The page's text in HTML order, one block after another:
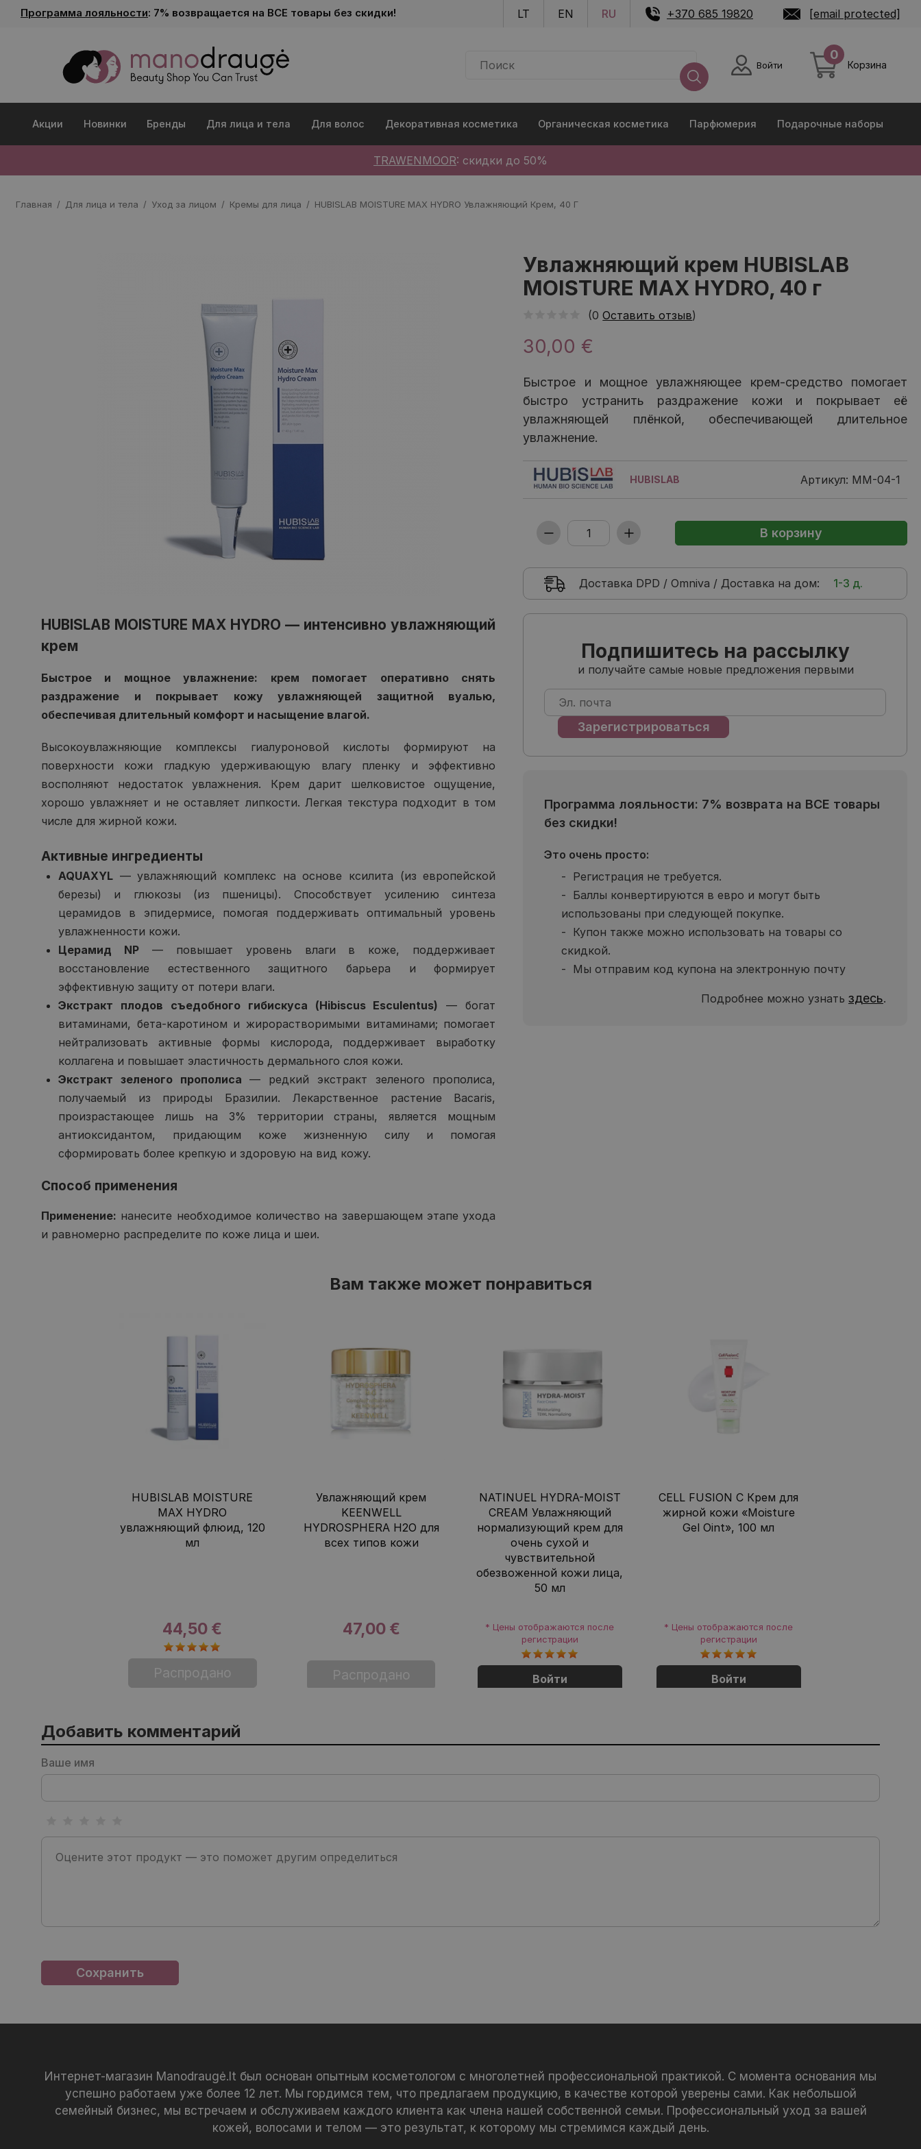
Skip to main content
Программа лояльности: 7% возвращается на ВСЕ товары без скидки! LT EN RU +370 685 19820 [email protected]
Войти
0
Корзина
Акции Новинки Бренды Для лица и тела Для волос Декоративная косметика Органическая косметика Парфюмерия Подарочные наборы
TRAWENMOOR: скидки до 50%
Главная Для лица и тела Уход за лицом Кремы для лица HUBISLAB MOISTURE MAX HYDRO Увлажняющий Крем, 40 Г
Увлажняющий крем HUBISLAB
MOISTURE MAX HYDRO, 40 г
(0Оставить отзыв)
30,00 €
Быстрое и мощное увлажняющее крем-средство помогает
быстро устранить раздражение кожи и покрывает её
увлажняющей плёнкой, обеспечивающей длительное
увлажнение.
HUBISLAB Артикул: MM-04-1
Доставка DPD / Omniva / Доставка на дом: 1-3 д.
Подпишитесь на рассылку
и получайте самые новые предложения первыми
Программа лояльности: 7% возврата на ВСЕ товары
без скидки!
Это очень просто:
Регистрация не требуется.
Баллы конвертируются в евро и могут быть
использованы при следующей покупке.
Купон также можно использовать на товары со
скидкой.
Мы отправим код купона на электронную почту
Подробнее можно узнать здесь.
HUBISLAB MOISTURE MAX HYDRO — интенсивно увлажняющий
крем
Быстрое и мощное увлажнение: крем помогает оперативно снять
раздражение и покрывает кожу увлажняющей защитной вуалью,
обеспечивая длительный комфорт и насыщение влагой.
Высокоувлажняющие комплексы гиалуроновой кислоты формируют на
поверхности кожи гладкую удерживающую влагу пленку и эффективно
восполняют недостаток увлажнения. Крем дарит шелковистое ощущение,
хорошо увлажняет и не оставляет липкости. Легкая текстура подходит в том
числе для жирной кожи.
Активные ингредиенты
AQUAXYL — увлажняющий комплекс на основе ксилита (из европейской
березы) и глюкозы (из пшеницы). Способствует усилению синтеза
церамидов в эпидермисе, помогая поддерживать оптимальный уровень
увлажненности кожи.
Церамид NP— повышает уровень влаги в коже, поддерживает
восстановление естественного защитного барьера и формирует
эффективную защиту от потери влаги.
Экстракт плодов съедобного гибискуса (Hibiscus Esculentus) — богат
витаминами, бета-каротином и жирорастворимыми витаминами; помогает
нейтрализовать активные формы кислорода, поддерживает выработку
коллагена и повышает эластичность дермального слоя кожи.
Экстракт зеленого прополиса — редкий экстракт зеленого прополиса,
получаемый из природы Бразилии. Лекарственное растение Bacaris,
произрастающее лишь на 3% территории страны, является мощным
антиоксидантом, придающим коже жизненную силу и помогая
сформировать более крепкую и здоровую на вид кожу.
Способ применения
Применение: нанесите необходимое количество на завершающем этапе ухода
и равномерно распределите по коже лица и шеи.
Вам также может понравиться
HUBISLAB MOISTURE
MAX HYDRO
увлажняющий флюид, 120
мл
44,50 €
Распродано
Увлажняющий крем
KEENWELL
HYDROSPHERA H2O для
всех типов кожи
47,00 €
Распродано
NATINUEL HYDRA-MOIST
CREAM Увлажняющий
нормализующий крем для
очень сухой и
чувствительной
обезвоженной кожи лица,
50 мл
* Цены отображаются после
регистрации
Войти
CELL FUSION C Крем для
жирной кожи «Moisture
Gel Oint», 100 мл
* Цены отображаются после
регистрации
Войти
Добавить комментарий
Ваше имя
Интернет-магазин Manodraugė.lt был основан опытным косметологом с многолетней профессиональной практикой. С момента основания мы
успешно работаем уже более 12 лет. Мы гордимся тем, что предлагаем продукцию, в качестве которой уверены сами. Как небольшой
семейный бизнес, мы встречаем и обслуживаем каждого клиента как члена нашей собственной семьи. Профессиональный уход за вашей
кожей, волосами и телом — это результат, к которому мы стремимся каждый день.